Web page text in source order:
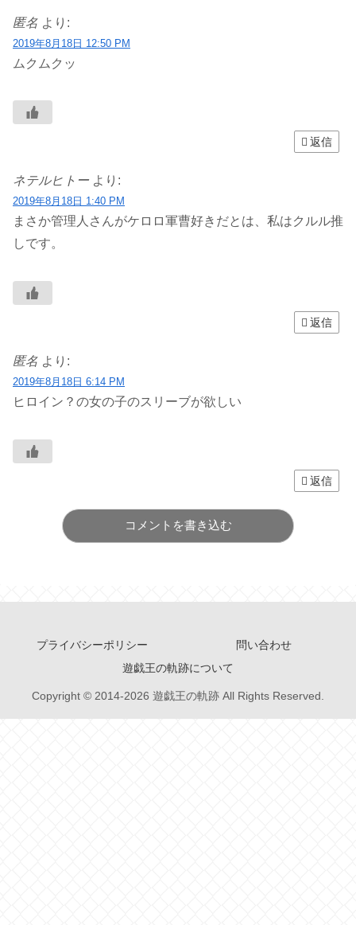
匿名 より:
2019年8月18日 12:50 PM
ムクムクッ
返信
ネテルヒトー より:
2019年8月18日 1:40 PM
まさか管理人さんがケロロ軍曹好きだとは、私はクルル推
しです。
返信
匿名 より:
2019年8月18日 6:14 PM
ヒロイン？の女の子のスリーブが欲しい
返信
コメントを書き込む
プライバシーポリシー
問い合わせ
遊戯王の軌跡について
Copyright © 2014-2026 遊戯王の軌跡 All Rights Reserved.